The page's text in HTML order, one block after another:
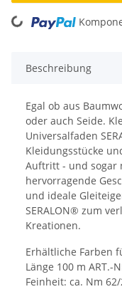
Loading...
Beschreibung
Egal ob aus
oder auch Seide.
Universalfaden
Kleidungsstücke
Auftritt - und sogar
hervorragende
und ideale
SERALON® zum
Kreationen.
Erhältliche Farben
Länge 100 m ART.-
Feinheit: ca. Nm